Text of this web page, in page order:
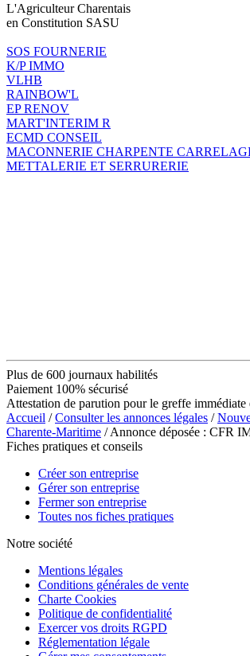
L'Agriculteur Charentais
en Constitution SASU
SOS FOURNERIE
K/P IMMO
VLHB
RAINBOW'L
EP RENOV
MART'INTERIM R
ECMD CONSEIL
MACONNERIE CHARPENTE
METTALERIE ET SERRURERIE
Plus de 600 journaux habilités
Paiement 100% sécurisé
Attestation de parution pour le greffe immédiate
Accueil /Consulter les annonces légales /
Charente-Maritime / Annonce déposée : CFR
Fiches pratiques et conseils
Créer son entreprise
Gérer son entreprise
Fermer son entreprise
Toutes nos fiches pratiques
Notre société
Mentions légales
Conditions générales de vente
Charte Cookies
Politique de confidentialité
Exercer vos droits RGPD
Réglementation légale